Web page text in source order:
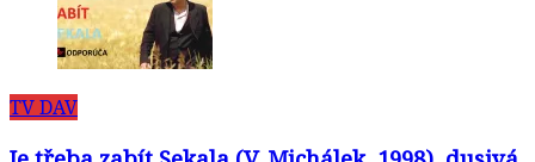
TV DAV